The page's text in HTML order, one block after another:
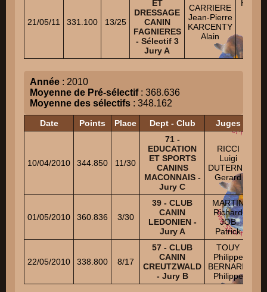
21/05/11 331.100 13/25
ET
DRESSAGE
CANIN
FAGNIERES
- Sélectif 3
Jury A
CARRIERE
Jean-Pierre
KARCENTY
Alain
HILT
Année : 2010
Moyenne de Pré-sélectif: 368.636
Moyenne des sélectifs : 348.162
Date Points Place Dept - Club Juges
10/04/2010 344.850 11/30
71 -
EDUCATION
ET SPORTS
CANINS
MACONNAIS -
Jury C
RICCI
Luigi
DUTERNE
Gerard
01/05/2010 360.836 3/30
39 - CLUB
CANIN
LEDONIEN -
Jury A
MARTIN
Richard
JOB
Patrick
22/05/2010 338.800 8/17
57 - CLUB
CANIN
CREUTZWALD
- Jury B
TOUY
Philippe
BERNARD
Philippe